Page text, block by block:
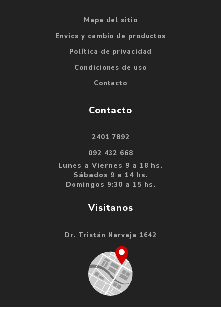
Mapa del sitio
Envíos y cambio de productos
Política de privacidad
Condiciones de uso
Contacto
Contacto
2401 7892
092 432 668
Lunes a Viernes 9 a 18 hs.
Sábados 9 a 14 hs.
Domingos 9:30 a 15 hs.
Visitanos
Dr. Tristán Narvaja 1642